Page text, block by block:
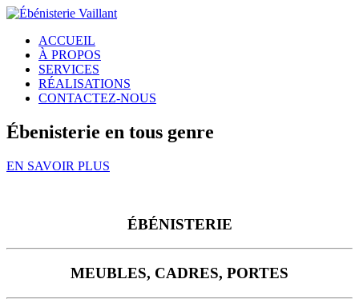
ACCUEIL
À PROPOS
SERVICES
RÉALISATIONS
CONTACTEZ-NOUS
Ébenisterie en tous genre
EN SAVOIR PLUS
ÉBÉNISTERIE
MEUBLES, CADRES, PORTES